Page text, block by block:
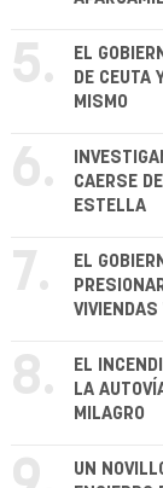
5.
EL
DE CEUTA
MISMO
6.
CAERSE
ESTELLA
7.
EL
VIVIENDAS
8.
EL
LA
MILAGRO
UN